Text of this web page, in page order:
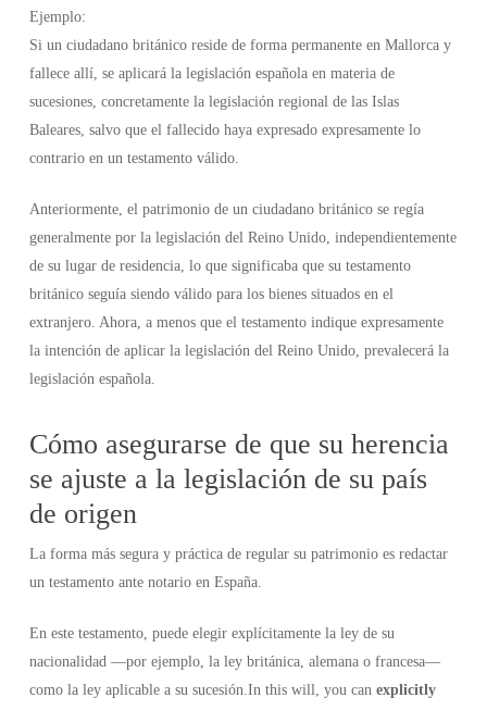
Ejemplo:
Si un ciudadano británico reside de forma permanente en Mallorca y
fallece allí, se aplicará la legislación española en materia de
sucesiones, concretamente la legislación regional de las Islas
Baleares, salvo que el fallecido haya expresado expresamente lo
contrario en un testamento válido.
Anteriormente, el patrimonio de un ciudadano británico se regía
generalmente por la legislación del Reino Unido, independientemente
de su lugar de residencia, lo que significaba que su testamento
británico seguía siendo válido para los bienes situados en el
extranjero. Ahora, a menos que el testamento indique expresamente
la intención de aplicar la legislación del Reino Unido, prevalecerá la
legislación española.
Cómo asegurarse de que su herencia
se ajuste a la legislación de su país
de origen
La forma más segura y práctica de regular su patrimonio es redactar
un testamento ante notario en España.
En este testamento, puede elegir explícitamente la ley de su
nacionalidad —por ejemplo, la ley británica, alemana o francesa—
como la ley aplicable a su sucesión.In this will, you can explicitly